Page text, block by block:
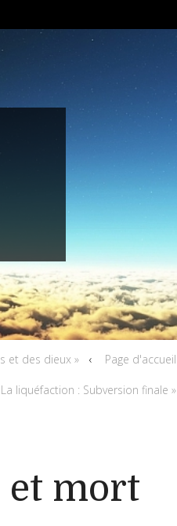
et des dieux » Page d'accueil
La liquéfaction : Subversion finale »
et mort